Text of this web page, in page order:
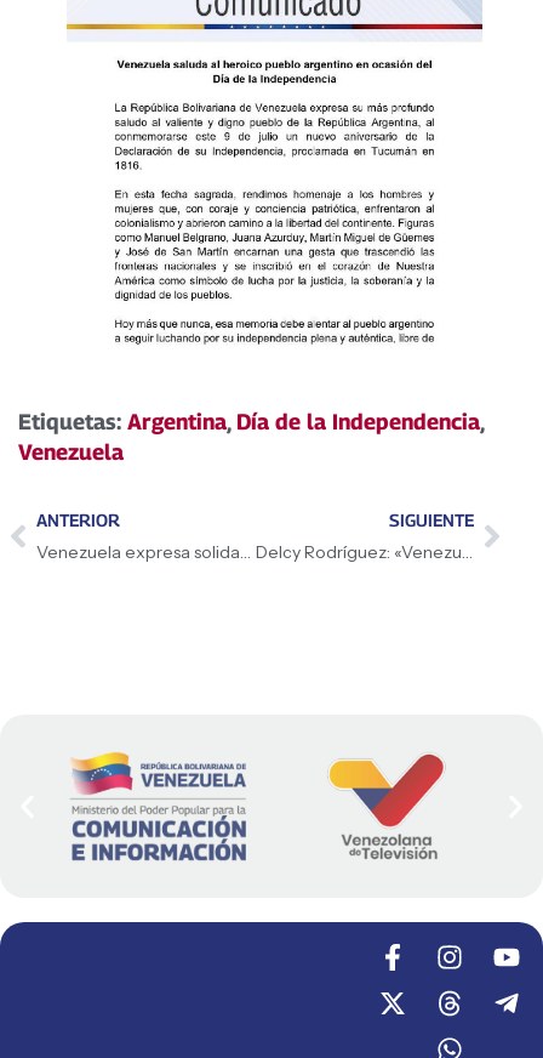
Etiquetas: Argentina, Día de la Independencia,
Venezuela
ANTERIOR
Venezuela expresa solidaridad ante inundaciones en EEUU
SIGUIENTE
Delcy Rodríguez: «Venezuela no puede estar excluida de la fórmula energética mundial»